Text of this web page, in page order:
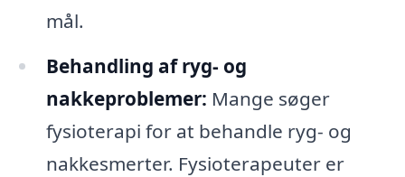
mål.
Behandling af ryg- og
nakkeproblemer: Mange søger
fysioterapi for at behandle ryg- og
nakkesmerter. Fysioterapeuter er